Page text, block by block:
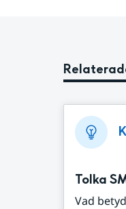
Tolka
Vad